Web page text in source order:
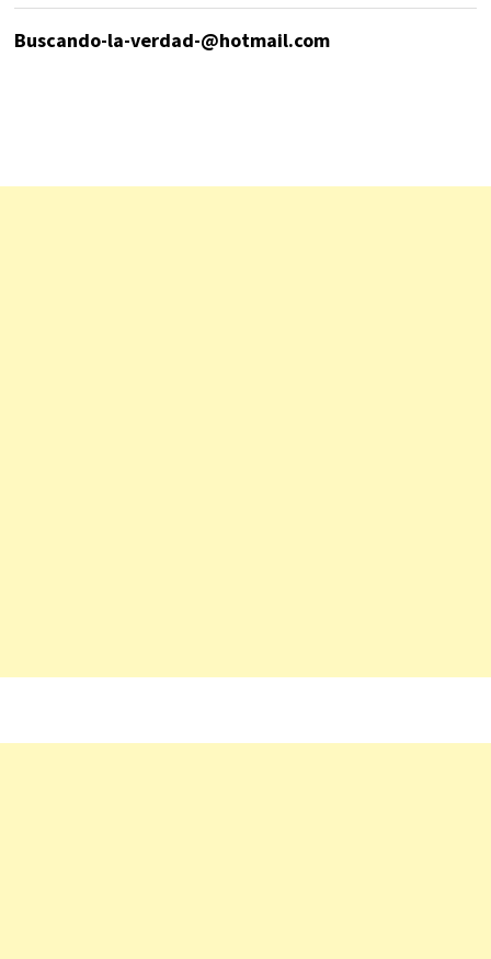
Buscando-la-verdad-@hotmail.com